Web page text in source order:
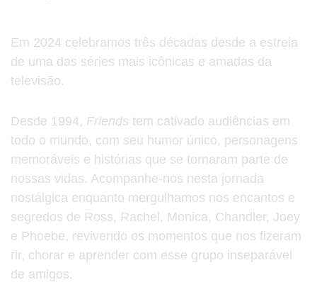
Em 2024 celebramos três décadas desde a estreia
de uma das séries mais icônicas e amadas da
televisão.
Desde 1994, Friends tem cativado audiências em
todo o mundo, com seu humor único, personagens
memoráveis e histórias que se tornaram parte de
nossas vidas. Acompanhe-nos nesta jornada
nostálgica enquanto mergulhamos nos encantos e
segredos de Ross, Rachel, Monica, Chandler, Joey
e Phoebe, revivendo os momentos que nos fizeram
rir, chorar e aprender com esse grupo inseparável
de amigos.